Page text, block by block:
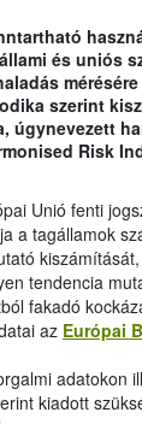
és uniós
szerint
úgynevezett
Risk
Unió fenti
a tagállamok
tendencia
fakadó
az Európai
adatokon
kiadott